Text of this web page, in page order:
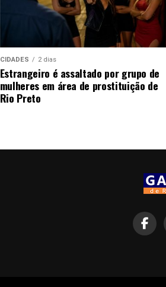
CIDADES 2 dias
Estrangeiro é assaltado por grupo de
mulheres em área de prostituição de
Rio Preto